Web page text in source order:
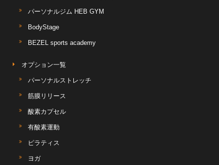
パーソナルジム HEB GYM
BodyStage
BEZEL sports academy
オプション一覧
パーソナルストレッチ
筋膜リリース
酸素カプセル
有酸素運動
ピラティス
ヨガ